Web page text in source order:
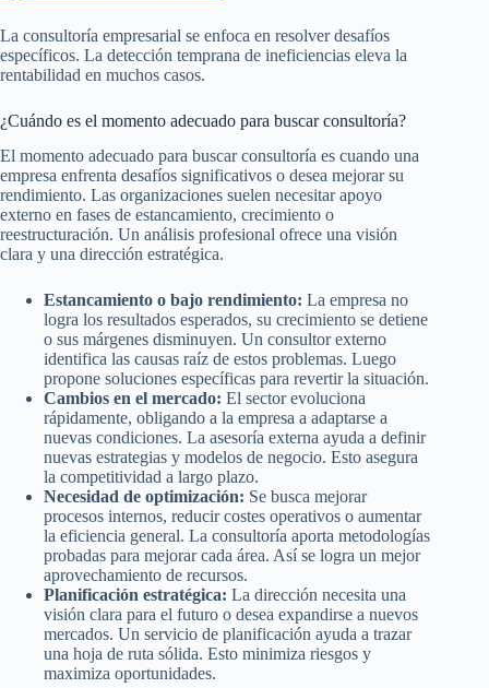
La consultoría empresarial se enfoca en resolver desafíos
específicos. La detección temprana de ineficiencias eleva la
rentabilidad en muchos casos.
¿Cuándo es el momento adecuado para buscar consultoría?
El momento adecuado para buscar consultoría es cuando una
empresa enfrenta desafíos significativos o desea mejorar su
rendimiento. Las organizaciones suelen necesitar apoyo
externo en fases de estancamiento, crecimiento o
reestructuración. Un análisis profesional ofrece una visión
clara y una dirección estratégica.
Estancamiento o bajo rendimiento: La empresa no
logra los resultados esperados, su crecimiento se detiene
o sus márgenes disminuyen. Un consultor externo
identifica las causas raíz de estos problemas. Luego
propone soluciones específicas para revertir la situación.
Cambios en el mercado: El sector evoluciona
rápidamente, obligando a la empresa a adaptarse a
nuevas condiciones. La asesoría externa ayuda a definir
nuevas estrategias y modelos de negocio. Esto asegura
la competitividad a largo plazo.
Necesidad de optimización: Se busca mejorar
procesos internos, reducir costes operativos o aumentar
la eficiencia general. La consultoría aporta metodologías
probadas para mejorar cada área. Así se logra un mejor
aprovechamiento de recursos.
Planificación estratégica: La dirección necesita una
visión clara para el futuro o desea expandirse a nuevos
mercados. Un servicio de planificación ayuda a trazar
una hoja de ruta sólida. Esto minimiza riesgos y
maximiza oportunidades.